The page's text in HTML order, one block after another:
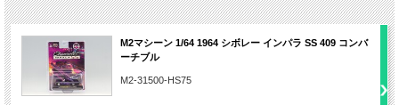
M2マシーン 1/64 1964 シボレー インパラ SS 409 コンバ
ーチブル
M2-31500-HS75